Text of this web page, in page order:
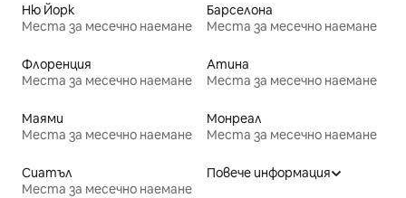
Ню Йорк
Места за месечно наемане
Барселона
Места за месечно наемане
Флоренция
Места за месечно наемане
Атина
Места за месечно наемане
Маями
Места за месечно наемане
Монреал
Места за месечно наемане
Сиатъл
Места за месечно наемане
Повече информация